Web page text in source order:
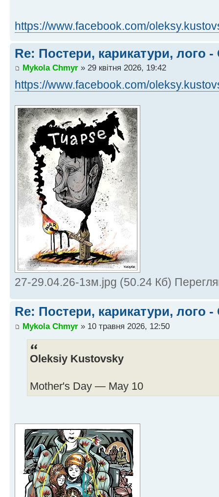
https://www.facebook.com/
Re: Постери, карикатури, лого
Mykola Chmyr » 29 квітня 2026, 19:42
https://www.facebook.com/
27-29.04.26-1зм.jpg (50.24 Кб)
Re: Постери, карикатури, лого
Mykola Chmyr » 10 травня 2026, 12:50
Oleksiy Kustovsky
Mother's Day — May 10